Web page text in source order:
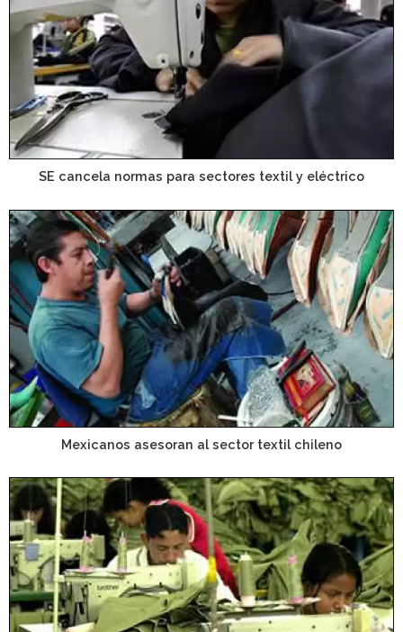
SE cancela normas para sectores textil y eléctrico
Mexicanos asesoran al sector textil chileno